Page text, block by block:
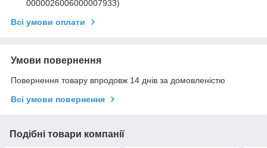
0000026006000007933)
Всі умови оплати
Умови повернення
Повернення товару впродовж 14 днів за домовленістю
Всі умови повернення
Подібні товари компанії